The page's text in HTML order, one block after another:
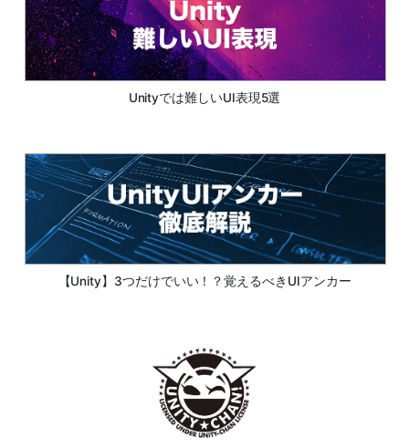
Unityでは難しいUI表現5選
【Unity】3つだけでいい！？覚えるべきUIアンカー